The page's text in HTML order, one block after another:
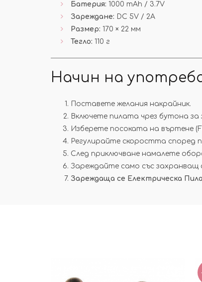
Батерия: 1000 mAh / 3.7V
Зареждане: DC 5V / 2A
Размер: 170 × 22 мм
Тегло: 110 г
Начин на
Поставете желания накрайник.
Включете пилата чрез бутона за
Изберете посоката на въртене
Регулирайте скоростта според
След приключване намалете
Зареждайте само със захранващ
Зареждаща се Електрическа